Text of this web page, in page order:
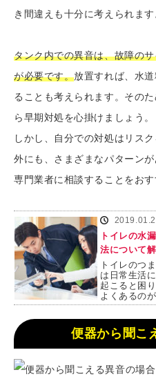
き間違えも十分に考えられます
タンク内での異音は、故障の
が必要です。放置すれば、水
ることも考えられます。その
ら早期対処を心掛けましょう。
しかし、自分での対処はリス
外にも、さまざまなパターン
専門業者に相談することをおす
トイレの水
法について解
トイレのつ
は日常生活
起こると困
よくあるの
便器から聞こ